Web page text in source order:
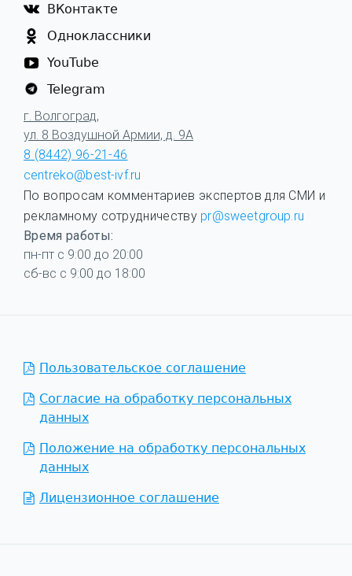
ВКонтакте
Одноклассники
YouTube
Telegram
г. Волгоград,
ул. 8 Воздушной Армии, д. 9А
8 (8442) 96-21-46
centreko@best-ivf.ru
По вопросам комментариев экспертов для СМИ и
рекламному сотрудничеству pr@sweetgroup.ru
Время работы:
пн-пт с 9:00 до 20:00
сб-вс с 9:00 до 18:00
Пользовательское соглашение
Согласие на обработку персональных
данных
Положение на обработку персональных
данных
Лицензионное соглашение